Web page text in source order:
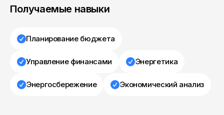
Получаемые навыки
Планирование бюджета
Управление финансами Энергетика
Энергосбережение Экономический анализ